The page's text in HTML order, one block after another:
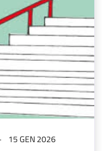
15 GEN 2026